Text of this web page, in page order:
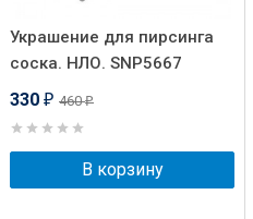
Украшение для пирсинга
соска. НЛО. SNP5667
330 ₽ 460₽
В корзину